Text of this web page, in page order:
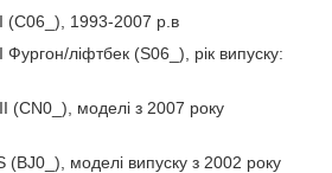
(C06_), 1993-2007 р.в
ліфтбек (S06_), рік випуску:
(CN0_), моделі з 2007 року
(BJ0_), моделі випуску з 2002 року